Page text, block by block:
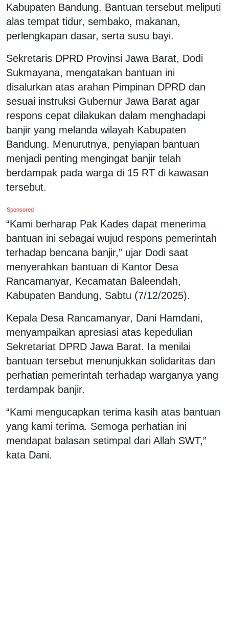
Kabupaten Bandung. Bantuan tersebut meliputi
alas tempat tidur, sembako, makanan,
perlengkapan dasar, serta susu bayi.
Sekretaris DPRD Provinsi Jawa Barat, Dodi
Sukmayana, mengatakan bantuan ini
disalurkan atas arahan Pimpinan DPRD dan
sesuai instruksi Gubernur Jawa Barat agar
respons cepat dilakukan dalam menghadapi
banjir yang melanda wilayah Kabupaten
Bandung. Menurutnya, penyiapan bantuan
menjadi penting mengingat banjir telah
berdampak pada warga di 15 RT di kawasan
tersebut.
Sponsored
“Kami berharap Pak Kades dapat menerima
bantuan ini sebagai wujud respons pemerintah
terhadap bencana banjir,” ujar Dodi saat
menyerahkan bantuan di Kantor Desa
Rancamanyar, Kecamatan Baleendah,
Kabupaten Bandung, Sabtu (7/12/2025).
Kepala Desa Rancamanyar, Dani Hamdani,
menyampaikan apresiasi atas kepedulian
Sekretariat DPRD Jawa Barat. Ia menilai
bantuan tersebut menunjukkan solidaritas dan
perhatian pemerintah terhadap warganya yang
terdampak banjir.
“Kami mengucapkan terima kasih atas bantuan
yang kami terima. Semoga perhatian ini
mendapat balasan setimpal dari Allah SWT,”
kata Dani.